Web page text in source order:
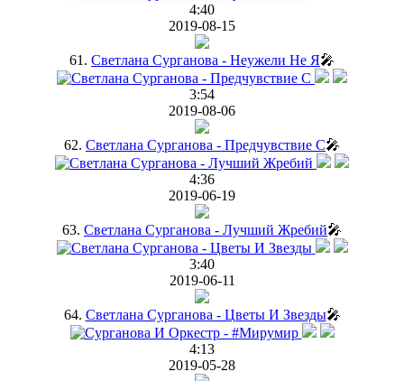
4:40
2019-08-15
61. Светлана Сурганова - Неужели Не Я🎤
3:54
2019-08-06
62. Светлана Сурганова - Предчувствие C🎤
4:36
2019-06-19
63. Светлана Сурганова - Лучший Жребий🎤
3:40
2019-06-11
64. Светлана Сурганова - Цветы И Звезды🎤
4:13
2019-05-28